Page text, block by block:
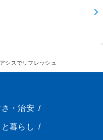
シスでリフレッシュ
・治安 /
暮らし /